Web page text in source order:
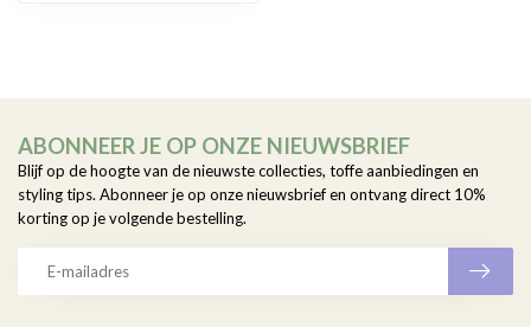
ABONNEER JE OP ONZE NIEUWSBRIEF
Blijf op de hoogte van de nieuwste collecties, toffe aanbiedingen en
styling tips. Abonneer je op onze nieuwsbrief en ontvang direct 10%
korting op je volgende bestelling.